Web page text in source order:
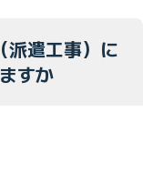
遣工事）に
すか